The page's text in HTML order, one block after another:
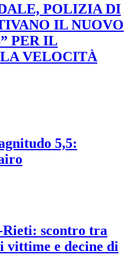
POLIZIA DI
IL NUOVO
PER IL
VELOCITÀ
5,5:
scontro tra
vittime e decine di